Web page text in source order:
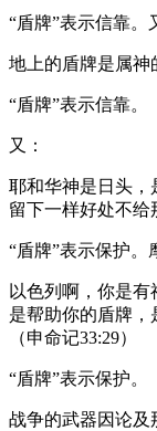
“盾牌”表示信靠。
地上的盾牌是属神
“盾牌”表示信靠。
又：
耶和华神是日头，
留下一样好处不给
“盾牌”表示保护。
以色列啊，你是
是帮助你的盾牌，
（申命记33:29）
“盾牌”表示保护。
战争的武器因论及